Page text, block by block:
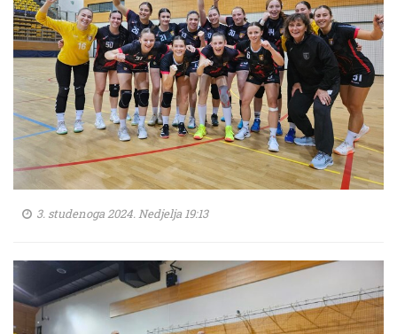
3. studenoga 2024. Nedjelja 19:13